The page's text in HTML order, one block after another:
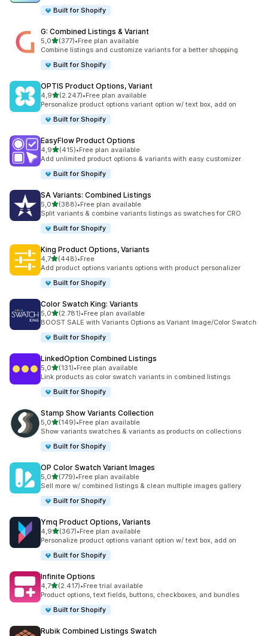
Built for Shopify
G: Combined Listings & Variant
5,05 yıldız üzerinden
(377)
toplam 377 değerlendirme
•Free plan available
Combine listings and customize variants for a better shopping
Built for Shopify
OPTIS Product Options, Variant
4,95 yıldız üzerinden
(2.247)
toplam 2247 değerlendirme
•Free plan available
Personalize product options variant option w/ text box, add on
Built for Shopify
EasyFlow Product Options
4,95 yıldız üzerinden
(415)
toplam 415 değerlendirme
•Free plan available
Add unlimited product options & variants with easy customizer
Built for Shopify
SA Variants: Combined Listings
5,05 yıldız üzerinden
(388)
toplam 388 değerlendirme
•Free plan available
Split variants & combine variants listings as swatches for CRO
Built for Shopify
King Product Options, Variants
4,75 yıldız üzerinden
(448)
toplam 448 değerlendirme
•Free
Add product options variants options with product personalizer
Built for Shopify
Color Swatch King: Variants
5,05 yıldız üzerinden
(2.781)
toplam 2781 değerlendirme
•Free plan available
BOOST SALE with Variants Options as Variant Image/Color Swatch
Built for Shopify
LinkedOption Combined Listings
5,05 yıldız üzerinden
(131)
toplam 131 değerlendirme
•Free plan available
Link products as color swatch variants in combined listings
Built for Shopify
Stamp Show Variants Collection
5,05 yıldız üzerinden
(149)
toplam 149 değerlendirme
•Free plan available
Show variants swatches & variants as products on collections
Built for Shopify
OP Color Swatch Variant Images
5,05 yıldız üzerinden
(779)
toplam 779 değerlendirme
•Free plan available
Sell more w/ combined listings & clean multiple images gallery
Built for Shopify
Ymq Product Options, Variants
4,95 yıldız üzerinden
(367)
toplam 367 değerlendirme
•Free plan available
Personalize product options variant option w/ text box, add on
Built for Shopify
Infinite Options
4,75 yıldız üzerinden
(2.417)
toplam 2417 değerlendirme
•Free trial available
Product options, text fields, buttons, checkboxes, and bundles
Built for Shopify
Rubik Combined Listings Swatch